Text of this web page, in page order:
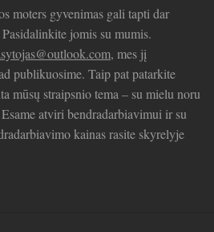
moters gyvenimas gali tapti dar
jomis su mumis.
, mes jį
publikuosime. Taip pat patarkite
mūsų straipsnio tema – su mielu noru
atviri bendradarbiavimui ir su
kainas rasite skyrelyje